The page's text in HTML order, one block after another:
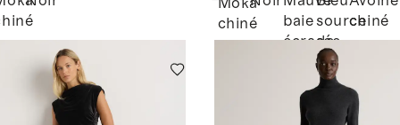
cachemire à
col rond
Moka
chiné
baie
écrasée
source
de
montagne
chiné